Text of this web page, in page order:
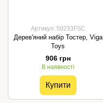
Артикул: 50233FSC
Дерев'яний набір Тостер, Viga
Toys
906 грн
В наявності
Купити